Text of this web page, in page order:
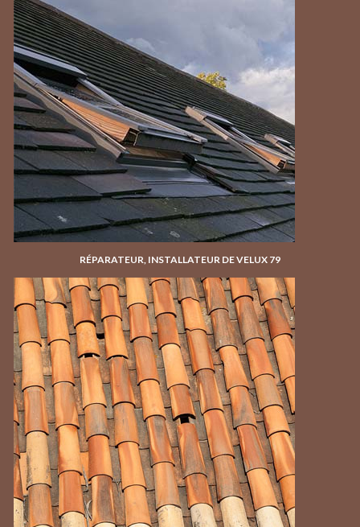
RÉPARATEUR, INSTALLATEUR DE VELUX 79